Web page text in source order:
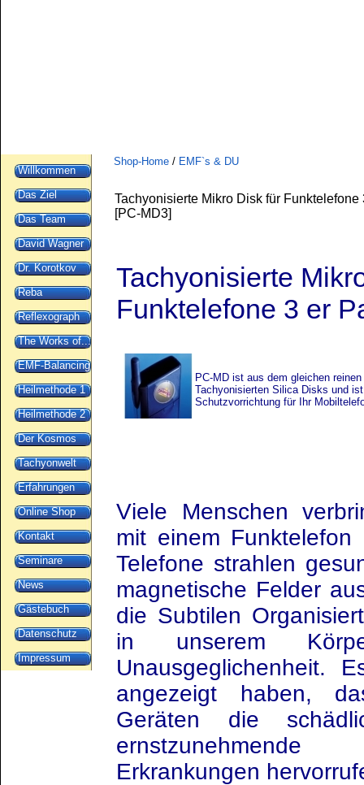
Willkommen
Das Ziel
Das Team
David Wagner
Dr. Korotkov
Reba
Reflexograph
The Works of...
EMF-Balancing
Heilmethode 1
Heilmethode 2
Der Kosmos
Tachyonwelt
Erfahrungen
Online Shop
Kontakt
Seminare
News
Gästebuch
Datenschutz
Impressum
Shop-Home / EMF`s & DU
Tachyonisierte Mikro Disk für Funktelefone
[PC-MD3]
Tachyonisierte
Funktelefone 3 er
PC-MD ist aus dem gleichen
Tachyonisierten Silica Disks und
Schutzvorrichtung für Ihr
Viele Menschen
mit einem
Telefone strahlen
magnetische Felder
die Subtilen
in unserem
Unausgeglichenheit.
angezeigt haben,
Geräten die
Erkrankungen